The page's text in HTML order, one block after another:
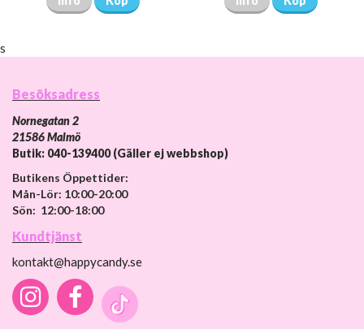
s
Besöksadress
Nornegatan 2
21586 Malmö
Butik: 040-139400 (Gäller ej webbshop)
Butikens Öppettider:
Mån-Lör: 10:00-20:00
Sön: 12:00-18:00
Kundtjänst
kontakt@happycandy.se